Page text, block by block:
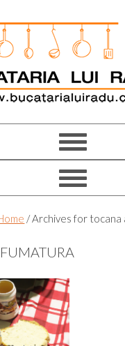
/Archives for tocana